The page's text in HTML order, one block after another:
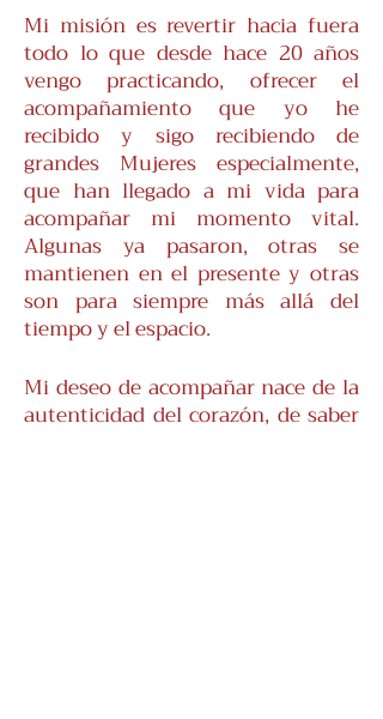
Mi misión es revertir hacia fuera
todo lo que desde hace 20 años
vengo practicando, ofrecer el
acompañamiento que yo he
recibido y sigo recibiendo de
grandes Mujeres especialmente,
que han llegado a mi vida para
acompañar mi momento vital.
Algunas ya pasaron, otras se
mantienen en el presente y otras
son para siempre más allá del
tiempo y el espacio.
Mi deseo de acompañar nace de la
autenticidad del corazón, de saber